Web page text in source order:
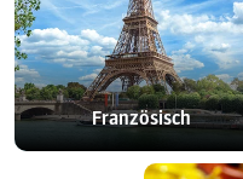
Französisch